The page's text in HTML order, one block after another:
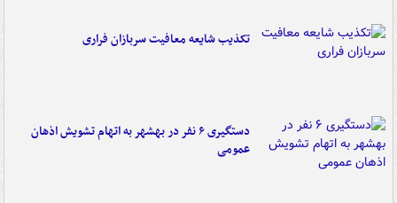
تکذیب شایعه معافیت سربازان فراری
دستگیری ۶ نفر در بهشهر به اتهام تشویش اذهان
عمومی